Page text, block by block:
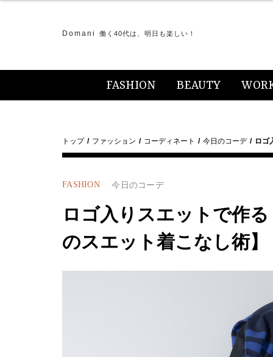
Domani 働く40代は、明日も楽しい！
FASHION BEAUTY
トップ ファッション コーディネート 今日のコーデ ロゴ
FASHION 今日のコーデ
ロゴ入りスエットで作
のスエット着こなし術】